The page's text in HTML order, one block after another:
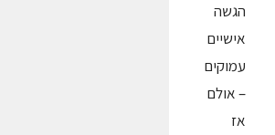
הגשה
אישיים
עמוקים
– אולם
אז